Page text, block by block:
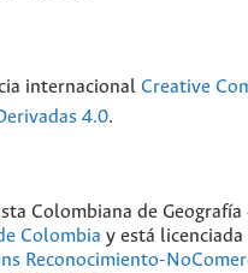
internacional Creative
4.0.
Colombiana de Geografía
Colombia y está
Reconocimiento-